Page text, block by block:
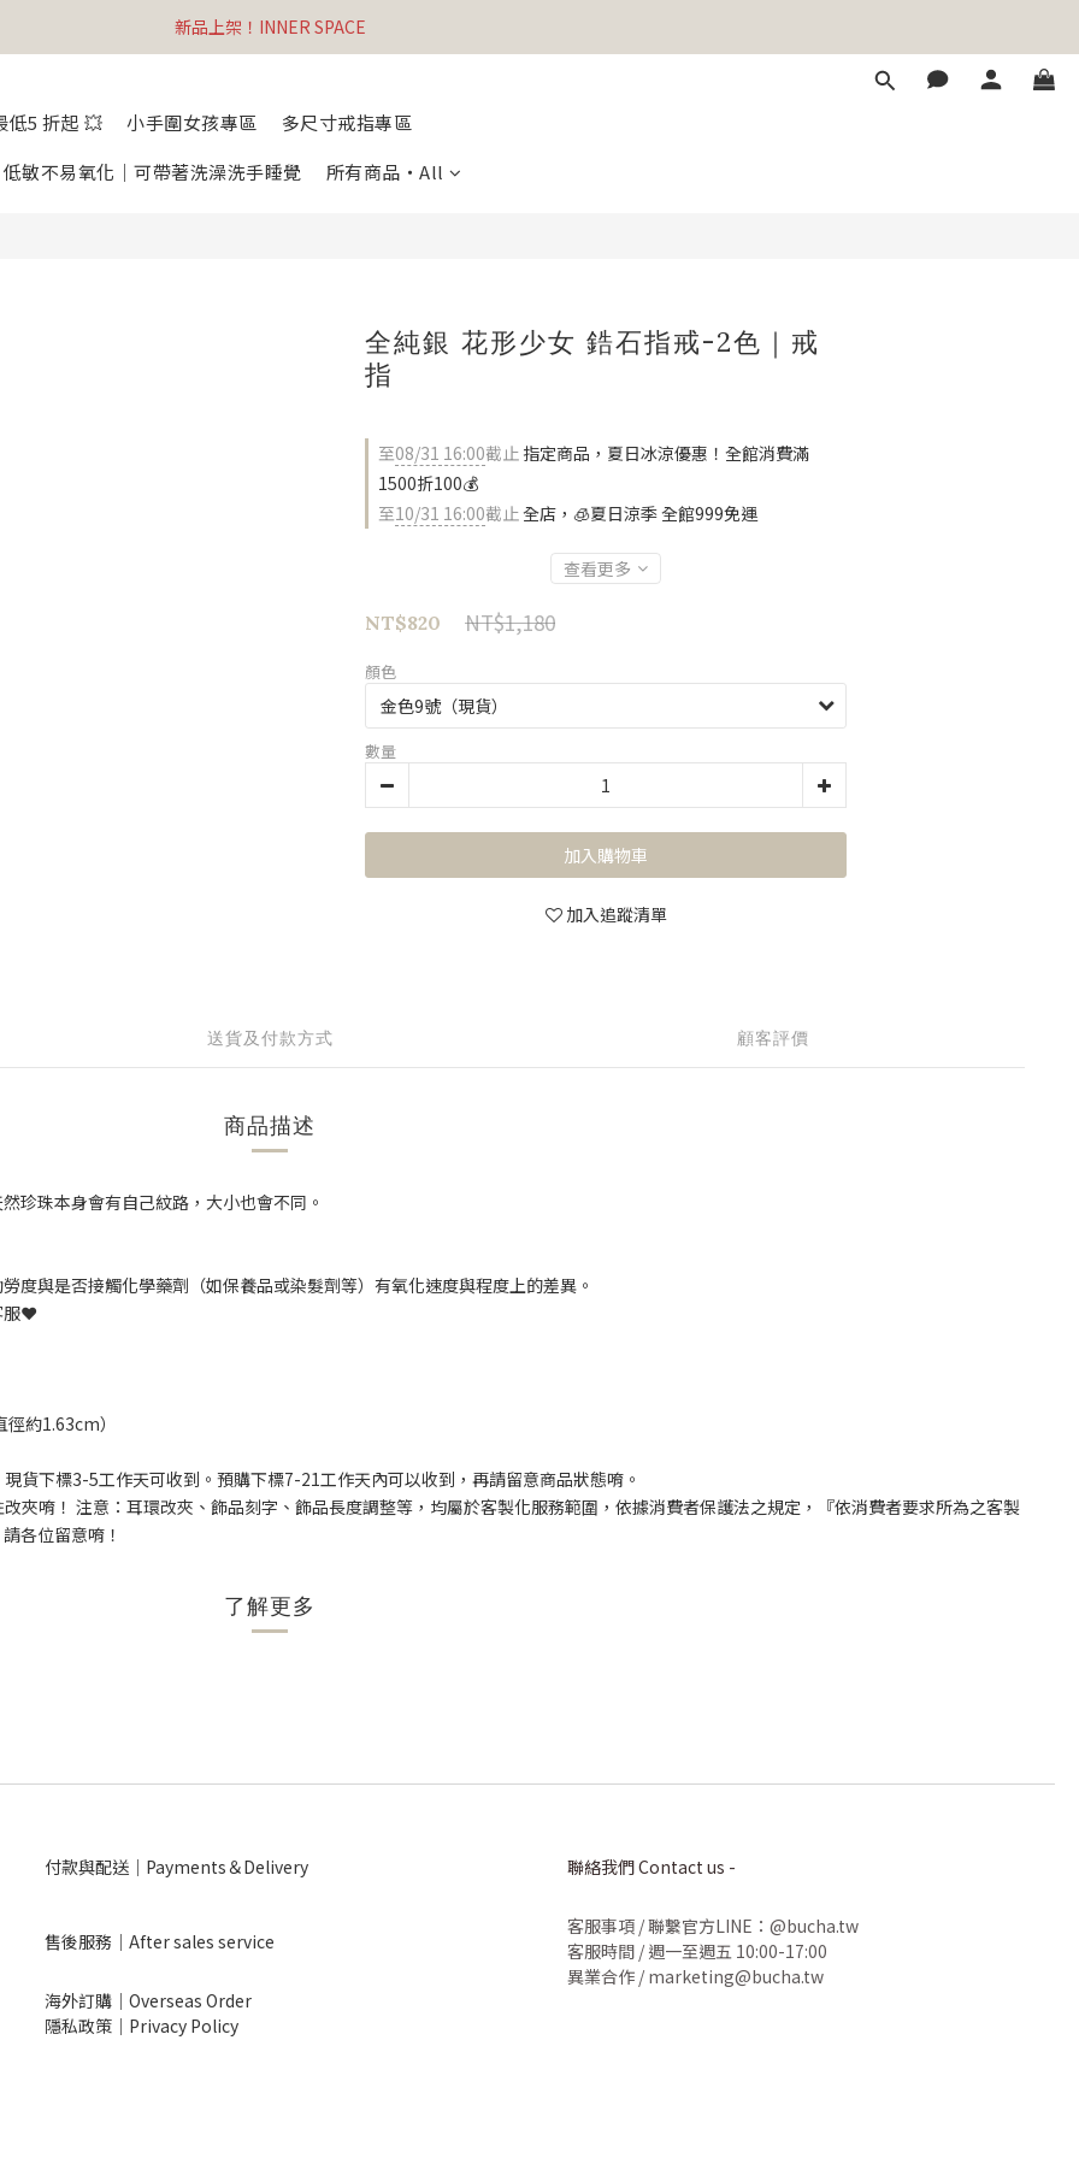
新品上架！INNER SPACE
低5 折起 💥 小手圍女孩專區
多尺寸戒指專區
敏不易氧化｜可帶著洗澡洗手睡覺
所有商品・All
全純銀 花形少女 鋯石指戒-2色｜戒
指
至08/31 16:00截止 指定商品，夏日冰涼優惠！全館消費滿
1500折100💰
至10/31 16:00截止全店，🧊夏日涼季 全館999免運
查看更多
NT$820 NT$1,180
顏色
數量
加入購物車
加入追蹤清單
送貨及付款方式 顧客評價
商品描述
珍珠本身會有自己紋路，大小也會不同。
與是否接觸化學藥劑（如保養品或染髮劑等）有氧化速度與程度上的差異。
服❤️
約1.63cm）
貨下標3-5工作天可收到。預購下標7-21工作天內可以收到，再請留意商品狀態唷。
夾唷！ 注意：耳環改夾、飾品刻字、飾品長度調整等，均屬於客製化服務範圍，依據消費者保護法之規定，『依消費者要求所為之客製
各位留意唷！
了解更多
付款與配送｜Payments＆Delivery
售後服務｜After sales service
海外訂購｜Overseas Order
隱私政策｜Privacy Policy
聯絡我們 Contact us -
客服事項 /聯繫官方LINE：@bucha.tw
客服時間 / 週一至週五 10:00-17:00
異業合作 / marketing@bucha.tw